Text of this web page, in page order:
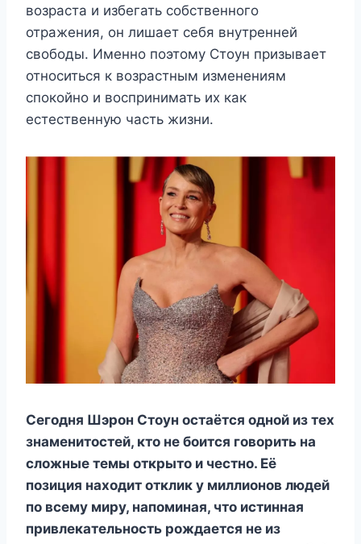
возраста и избегать собственного
отражения, он лишает себя внутренней
свободы. Именно поэтому Стоун призывает
относиться к возрастным изменениям
спокойно и воспринимать их как
естественную часть жизни.
Сегодня Шэрон Стоун остаётся одной из тех
знаменитостей, кто не боится говорить на
сложные темы открыто и честно. Её
позиция находит отклик у миллионов людей
по всему миру, напоминая, что истинная
привлекательность рождается не из